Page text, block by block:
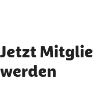
Jetzt
werden